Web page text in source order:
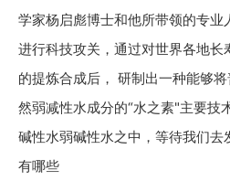
学家杨启彪博士和他所带领的专
进行科技攻关，通过对世界各地
的提炼合成后， 研制出一种能够
然弱减性水成分的“水之素"主要技
碱性水弱碱性水之中，等待我们去
有哪些